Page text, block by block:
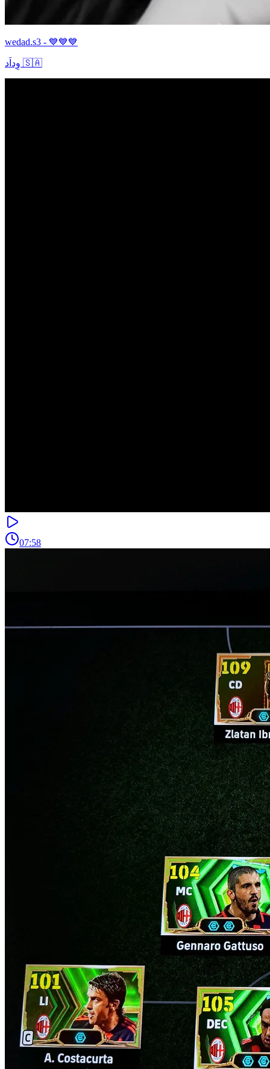
wedad.s3 - 💙💙💙
وِداَد 🇸🇦
07:58